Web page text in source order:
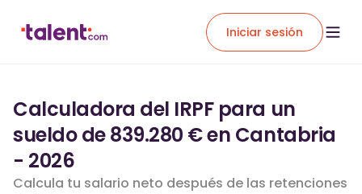
Iniciar sesión
Calculadora del IRPF para un
sueldo de 839.280 € en Cantabria
- 2026
Calcula tu salario neto después de las retenciones